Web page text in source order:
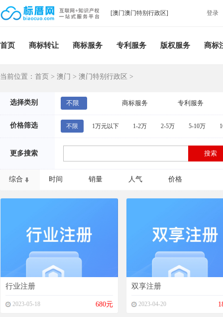
[澳门澳门特别行政区] 登录
首页 商标转让 商标服务 专利服务 版权服务 商标
当前位置： 首页 > 澳门 > 澳门特别行政区 >
选择类别 不限 商标服务 专利服务
价格筛选 不限 1万元以下 1-2万 2-5万 5-10万
更多搜索
综合 时间 销量 人气 价格
行业注册
2023-05-18 680元
双享注册
2023-04-20